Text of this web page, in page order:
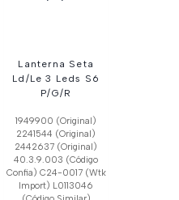
Lanterna Seta
Ld/Le 3 Leds S6
P/G/R
1949900 (Original)
2241544 (Original)
2442637 (Original)
40.3.9.003 (Código
Confia) C24-0017 (Wtk
Import) L0113046